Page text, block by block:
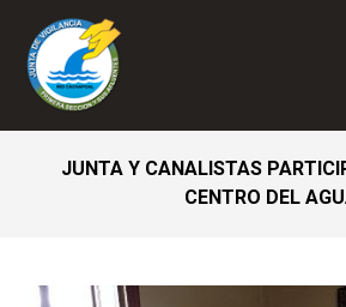
JUNTA Y CANALISTAS
CENTRO DEL